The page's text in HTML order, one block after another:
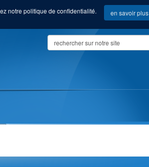
notre politique de confidentialité. en savoir plus
Search
...